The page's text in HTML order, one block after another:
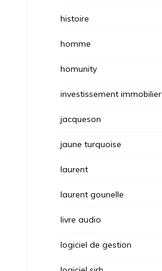
histoire
homme
homunity
investissement immobilier
jacqueson
jaune turquoise
laurent
laurent gounelle
livre audio
logiciel de gestion